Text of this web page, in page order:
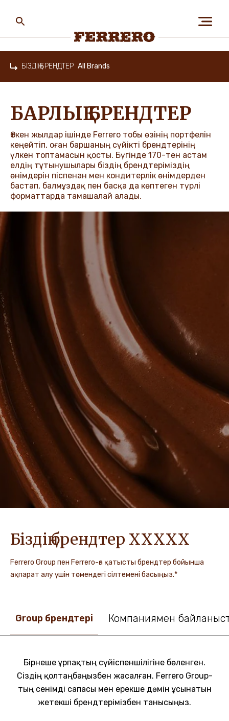
БІЗ ЖАЙЛЫ
АДАМДАР ЖӘНЕ
ҒАЛАМШАР
БІЗДІҢ БРЕНДТЕР
МАНСАП
ЖАҢАЛЫҚТАР ЖӘНЕ
ОҚИҒАЛАР
ӘДЕП КОДЕКСІ
main
content
БІЗДІҢ БРЕНДТЕР All Brands
БАРЛЫҚ БРЕНДТЕР
Өткен жылдар ішінде Ferrero тобы өзінің портфелін
кеңейтіп, оған баршаның сүйікті брендтерінің
үлкен топтамасын қосты. Бүгінде 170-тен астам
елдің тұтынушылары біздің брендтеріміздің
өнімдерін піспенан мен кондитерлік өнімдерден
бастап, балмұздақ пен басқа да көптеген түрлі
форматтарда тамашалай алады.
Біздің брендтер XXXXX
Ferrero Group пен Ferrero-ға қатысты брендтер бойынша
ақпарат алу үшін төмендегі сілтемені басыңыз.*
Group брендтері Компаниямен
Бірнеше ұрпақтың сүйіспеншілігіне бөленген.
Сіздің қолтаңбаңызбен жасалған. Ferrero Group-
тың сенімді сапасы мен ерекше дәмін ұсынатын
жетекші брендтерімізбен танысыңыз.